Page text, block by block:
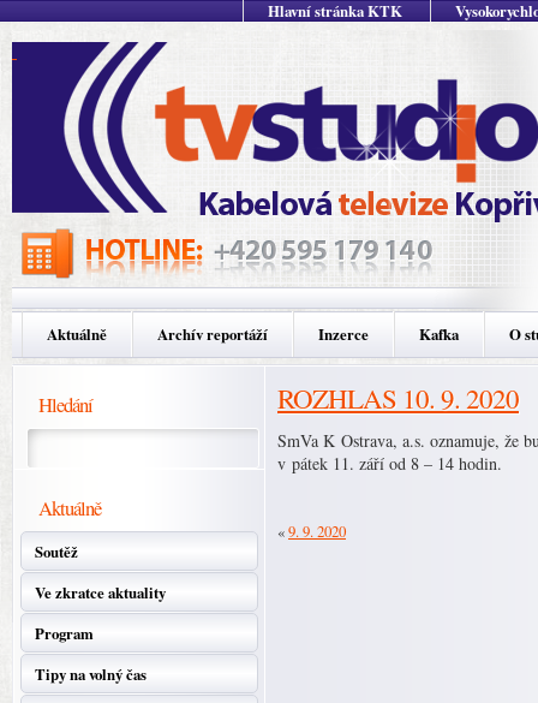
Hlavní stránka KTK
Aktuálně Archív reportáží Inzerce Kafka O
Hledání
Aktuálně
Soutěž
Ve zkratce aktuality
Program
Tipy na volný čas
ROZHLAS 10. 9. 2020
SmVa K Ostrava, a.s. oznamuje, že
v pátek 11. září od 8 – 14 hodin.
«9. 9. 2020